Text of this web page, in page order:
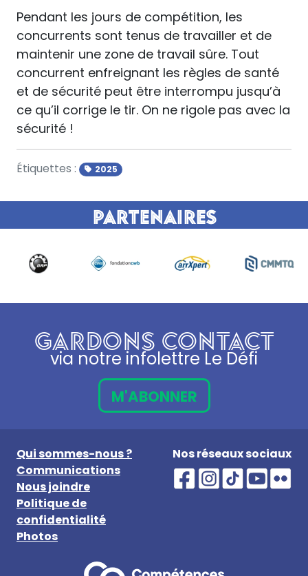
Pendant les jours de compétition, les
concurrents sont tenus de travailler et de
maintenir une zone de travail sûre. Tout
concurrent enfreignant les règles de santé
et de sécurité peut être interrompu jusqu’à
ce qu’il corrige le tir. On ne rigole pas avec la
sécurité !
Étiquettes : 2025
Partenaires
GARDONS CONTACT
via notre infolettre Le Défi
M'ABONNER
Qui sommes-nous ?
Communications
Nous joindre
Politique de
confidentialité
Photos
Nos réseaux sociaux